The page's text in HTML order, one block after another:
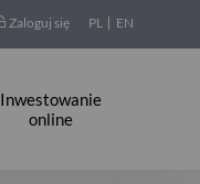
Zaloguj się PL EN
Inwestowanie
online